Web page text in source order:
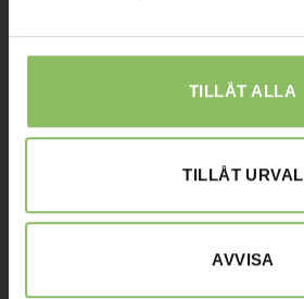
TILLÅT ALLA
TILLÅT URVAL
AVVISA
168 67 Bromma
Sommaröppettider:
Tisdag-Torsdag: 11-18
Övriga dagar har vi stängt.
info@baddsofflagret.se